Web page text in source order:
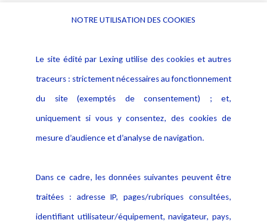
Alerte professionnelle
Déclaration d'accessibilité
Notice Légale
Politique de protection des
données
Publications
NOTRE UTILISATION DES COOKIES
Le site édité par Lexing utilise des cookies et autres
traceurs : strictement nécessaires au fonctionnement
du site (exemptés de consentement) ; et,
uniquement si vous y consentez, des cookies de
mesure d’audience et d’analyse de navigation.
Dans ce cadre, les données suivantes peuvent être
traitées : adresse IP, pages/rubriques consultées,
identifiant utilisateur/équipement, navigateur, pays,